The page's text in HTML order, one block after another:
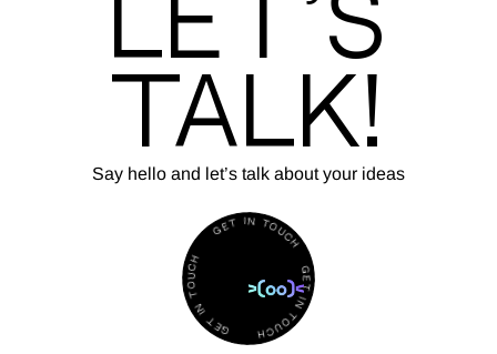
Let’s
Talk!
Say hello and let’s talk about your ideas
G
E
T
I
N
T
O
U
G
E
T
N
T
O
U
G ET IN
TO
U